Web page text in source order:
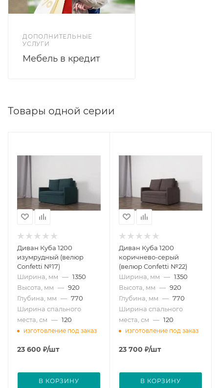
ДОПОЛНИТЕЛЬНЫЕ
УСЛУГИ
Мебель в кредит
Товары одной серии
Диван Куба 1200
изумрудный (велюр
Confetti №17)
Ширина, мм — 1350
Высота, мм — 920
Глубина, мм — 770
Ширина спального
места, см — 120
изготовление под заказ
23 600 ₽/шт
В КОРЗИНУ
Диван Куба 1200
коричнево-серый
(велюр Confetti №22)
Ширина, мм — 1350
Высота, мм — 920
Глубина, мм — 770
Ширина спального
места, см — 120
изготовление под заказ
23 700 ₽/шт
В КОРЗИНУ